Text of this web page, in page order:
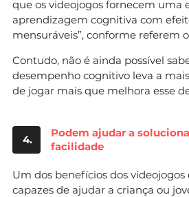
que os videojogos fornecem uma
aprendizagem cognitiva com
mensuráveis”, conforme referem
Contudo, não é ainda possível
desempenho cognitivo leva a
de jogar mais que melhora esse
4.
Podem ajudar a
facilidade
Um dos benefícios dos videojogos
capazes de ajudar a criança ou